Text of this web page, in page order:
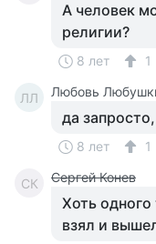
А человек
религии?
8 лет 1
ЛЛ Любовь
да
8 лет 1
СК Сергей Конев
Хоть одного
взял и